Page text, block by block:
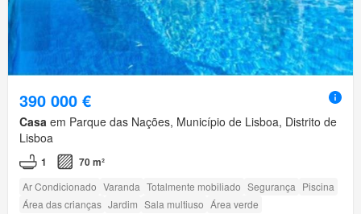
390 000 €
Casa em Parque das Nações, Município de Lisboa, Distrito de
Lisboa
1 70 m²
Ar Condicionado Varanda Totalmente mobiliado Segurança Piscina
Área das crianças Jardim Sala multiuso Área verde